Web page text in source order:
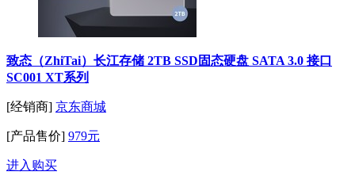
致态（ZhiTai）长江存储 2TB SSD固态硬盘 SATA 3.0 接口
SC001 XT系列
[经销商] 京东商城
[产品售价] 979元
进入购买